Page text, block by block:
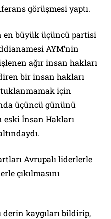
görüşmesi yaptı.
en büyük üçüncü partisi
AYM’nin
ağır insan hakları
bir insan hakları
için
üçüncü gününü
eski İnsan Hakları
Avrupalı liderlerle
çıkılmasını
kaygıları bildirip,